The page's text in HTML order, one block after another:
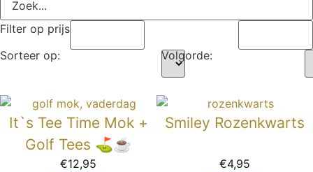
Filter op prijs
Sorteer op:
Volgorde:
It`s Tee Time Mok +
Golf Tees ⛳☕
€12,95
Smiley Rozenkwarts
€4,95